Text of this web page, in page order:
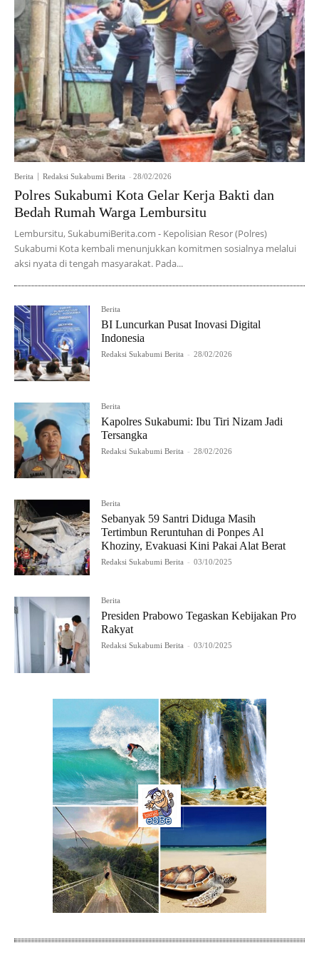
Berita Redaksi Sukabumi Berita - 28/02/2026
Polres Sukabumi Kota Gelar Kerja Bakti dan
Bedah Rumah Warga Lembursitu
Lembursitu, SukabumiBerita.com - Kepolisian Resor (Polres)
Sukabumi Kota kembali menunjukkan komitmen sosialnya melalui
aksi nyata di tengah masyarakat. Pada...
Berita
BI Luncurkan Pusat Inovasi Digital
Indonesia
Redaksi Sukabumi Berita - 28/02/2026
Berita
Kapolres Sukabumi: Ibu Tiri Nizam Jadi
Tersangka
Redaksi Sukabumi Berita - 28/02/2026
Berita
Sebanyak 59 Santri Diduga Masih
Tertimbun Reruntuhan di Ponpes Al
Khoziny, Evakuasi Kini Pakai Alat Berat
Redaksi Sukabumi Berita - 03/10/2025
Berita
Presiden Prabowo Tegaskan Kebijakan Pro
Rakyat
Redaksi Sukabumi Berita - 03/10/2025